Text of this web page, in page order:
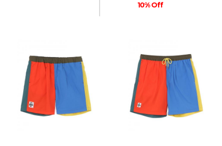
10% Off